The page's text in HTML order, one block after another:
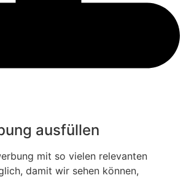
ausfüllen
mit so vielen relevanten
damit wir sehen können,